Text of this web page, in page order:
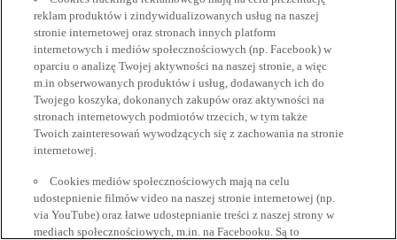
reklam produktów i zindywidualizowanych usług na naszej
stronie internetowej oraz stronach innych platform
internetowych i mediów społecznościowych (np. Facebook) w
oparciu o analizę Twojej aktywności na naszej stronie, a więc
m.in obserwowanych produktów i usług, dodawanych ich do
Twojego koszyka, dokonanych zakupów oraz aktywności na
stronach internetowych podmiotów trzecich, w tym także
Twoich zainteresowań wywodzących się z zachowania na stronie
internetowej.
Cookies mediów społecznościowych mają na celu
udostepnienie filmów video na naszej stronie internetowej (np.
via YouTube) oraz łatwe udostepnianie treści z naszej strony w
mediach społecznościowych, m.in. na Facebooku. Są to